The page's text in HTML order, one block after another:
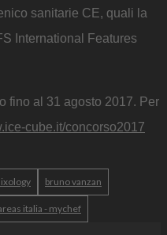
sanitarie CE, quali la
International Features
fino al 31 agosto 2017. Per
cube.it/concorso2017
bruno vanzan
italia - mychef